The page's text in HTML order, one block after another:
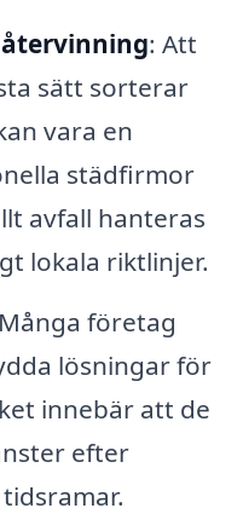
: Att
sätt sorterar
vara en
städfirmor
avfall hanteras
lokala riktlinjer.
företag
lösningar för
innebär att de
efter